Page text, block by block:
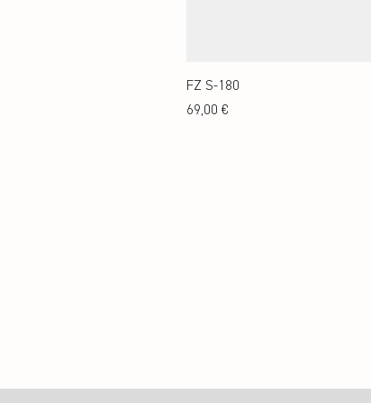
FZ S-180
Preis
69,00 €